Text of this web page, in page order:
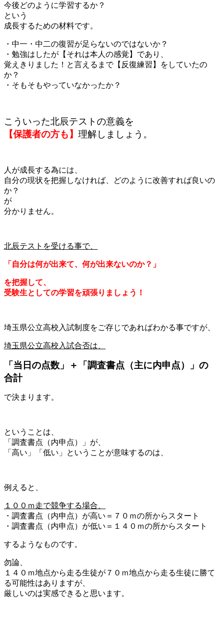
今後どのように学習するか？
という
成長するための材料です。
・中一・中二の復習が足らないのではないか？
・勉強はしたが【それは本人の感覚】であり、
覚えきりました！と言えるまで【反復練習】をしていたの
か？
・そもそもやっていなかったか？
こういった北辰テストの意義を
【保護者の方も】 理解しましょう。
人が成長する為には、
自分の現状を把握しなければ、どのように改善すれば良いの
か？
が
分かりません。
北辰テストを受ける事で、
「自分は何が出来て、何が出来ないのか？」
を把握して、
受験生としての学習を頑張りましょう！
埼玉県公立高校入試制度をご存じであればわかる事ですが、
埼玉県公立高校入試合否は、
「当日の点数」＋「調査書点（主に内申点）」の
合計
で決まります。
ということは、
「調査書点（内申点）」が、
「高い」「低い」ということが意味するのは、
例えると、
１００ｍ走で競争する場合、
・調査書点（内申点）が高い＝７０ｍの所からスタート
・調査書点（内申点）が低い＝１４０ｍの所からスタート
するようなものです。
勿論、
１４０ｍ地点から走る生徒が７０ｍ地点から走る生徒に勝て
る可能性はありますが、
厳しいのは実感できると思います。